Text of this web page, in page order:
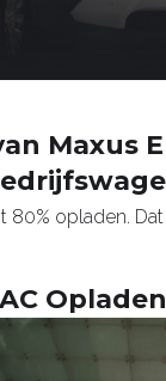
Maxus
80% opladen.
AC Opladen